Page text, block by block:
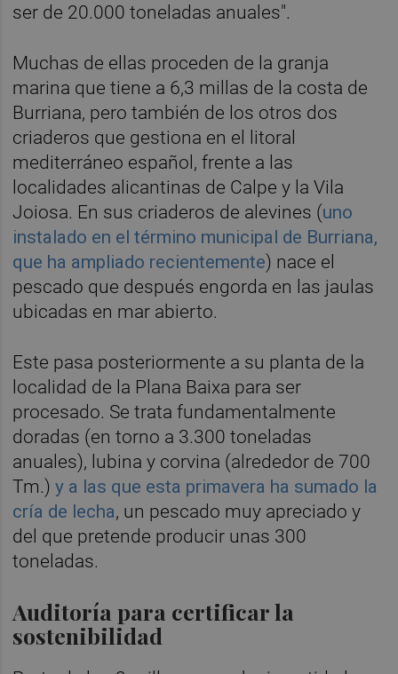
ser de 20.000 toneladas anuales".
Muchas de ellas proceden de la granja
marina que tiene a 6,3 millas de la costa de
Burriana, pero también de los otros dos
criaderos que gestiona en el litoral
mediterráneo español, frente a las
localidades alicantinas de Calpe y la Vila
Joiosa. En sus criaderos de alevines (uno
instalado en el término municipal de Burriana,
que ha ampliado recientemente) nace el
pescado que después engorda en las jaulas
ubicadas en mar abierto.
Este pasa posteriormente a su planta de la
localidad de la Plana Baixa para ser
procesado. Se trata fundamentalmente
doradas (en torno a 3.300 toneladas
anuales), lubina y corvina (alrededor de 700
Tm.)y a las que esta primavera ha sumado la
cría de lecha, un pescado muy apreciado y
del que pretende producir unas 300
toneladas.
Auditoría para certificar la
sostenibilidad